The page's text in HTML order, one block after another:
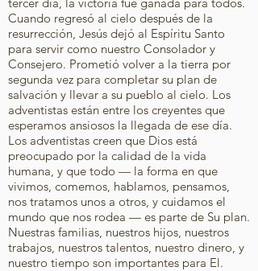
Cuando regresó al cielo después de la
resurrección, Jesús dejó al Espíritu Santo
para servir como nuestro Consolador y
Consejero. Prometió volver a la tierra por
segunda vez para completar su plan de
salvación y llevar a su pueblo al cielo. Los
adventistas están entre los creyentes que
esperamos ansiosos la llegada de ese día.
Los adventistas creen que Dios está
preocupado por la calidad de la vida
humana, y que todo — la forma en que
vivimos, comemos, hablamos, pensamos,
nos tratamos unos a otros, y cuidamos el
mundo que nos rodea — es parte de Su plan.
Nuestras familias, nuestros hijos, nuestros
trabajos, nuestros talentos, nuestro dinero, y
nuestro tiempo son importantes para El.